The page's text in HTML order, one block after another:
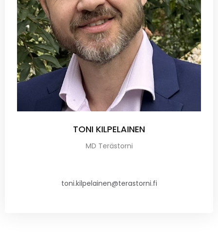
TONI KILPELAINEN
MD Terästorni
toni.kilpelainen@terastorni.fi